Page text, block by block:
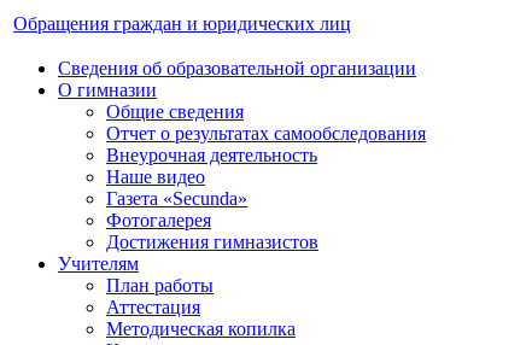
Обращения граждан и юридических лиц
Сведения об образовательной организации
О гимназии
Общие сведения
Отчет о результатах самообследования
Внеурочная деятельность
Наше видео
Газета «Secunda»
Фотогалерея
Достижения гимназистов
Учителям
План работы
Аттестация
Методическая копилка